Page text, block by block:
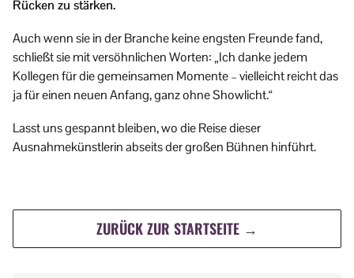
Rücken zu stärken.
Auch wenn sie in der Branche keine engsten Freunde fand,
schließt sie mit versöhnlichen Worten: „Ich danke jedem
Kollegen für die gemeinsamen Momente – vielleicht reicht das
ja für einen neuen Anfang, ganz ohne Showlicht.“
Lasst uns gespannt bleiben, wo die Reise dieser
Ausnahmekünstlerin abseits der großen Bühnen hinführt.
ZURÜCK ZUR STARTSEITE →